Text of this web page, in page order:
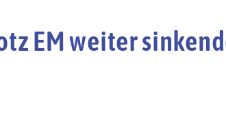
EM weiter